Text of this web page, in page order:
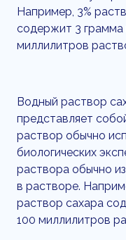
Например, 3%
содержит 3 грамма
миллилитров
Водный раствор
представляет
раствор обычно
биологических
раствора обычно
в растворе.
раствор сахара
100 миллилитров